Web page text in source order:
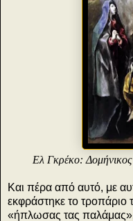
Ελ Γκρέκο:
Και πέρα από αυτό, με
εκφράστηκε το τροπάριο
«ήπλωσας τας